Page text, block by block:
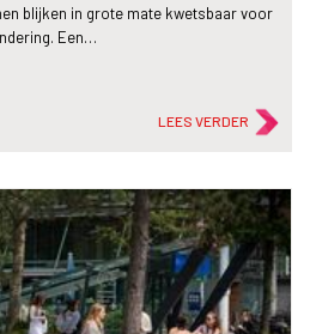
blijken in grote mate kwetsbaar voor
Een…
LEES VERDER